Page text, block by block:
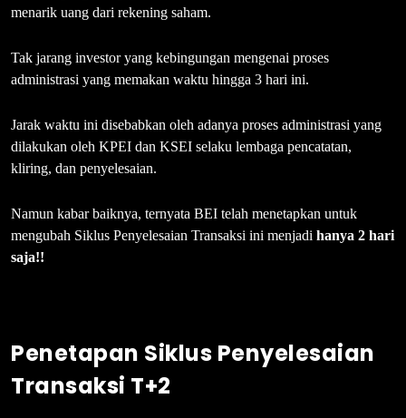
menarik uang dari rekening saham.
Tak jarang investor yang kebingungan mengenai proses
administrasi yang memakan waktu hingga 3 hari ini.
Jarak waktu ini disebabkan oleh adanya proses administrasi yang
dilakukan oleh KPEI dan KSEI selaku lembaga pencatatan,
kliring, dan penyelesaian.
Namun kabar baiknya, ternyata BEI telah menetapkan untuk
mengubah Siklus Penyelesaian Transaksi ini menjadi hanya 2 hari
saja!!
Penetapan Siklus Penyelesaian
Transaksi T+2